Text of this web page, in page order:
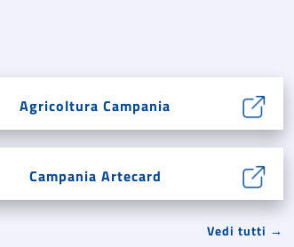
Agricoltura Campania
Campania Artecard
Vedi tutti →